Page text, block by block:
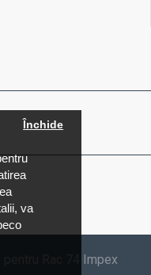
va
Închide
Rac 74 Impex